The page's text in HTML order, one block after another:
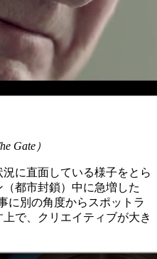
Gate ）
に直面している様子をとら
都市封鎖）中に急増した
に別の角度からスポットラ
で、クリエイティブが大き